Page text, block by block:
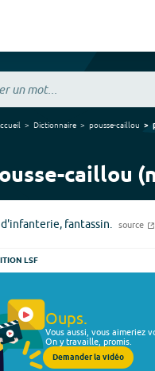
Dictionnaire pousse-caillou
caillou
fantassin. source
LSF
Oups.
Vous aussi, vous aimeriez
On y travaille, promis.
Demander la vidéo